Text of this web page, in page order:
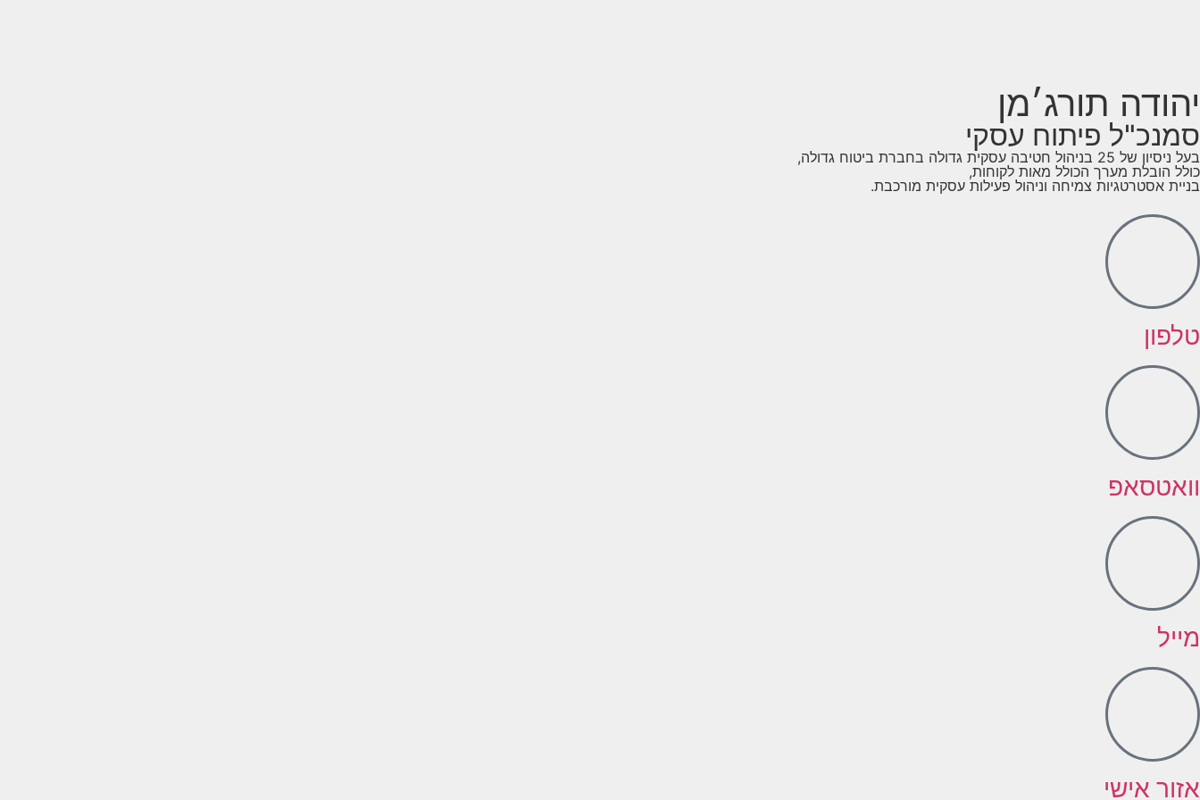
יהודה תורג׳מן
סמנכ"ל פיתוח עסקי
בעל ניסיון של 25 בניהול חטיבה עסקית גדולה בחברת ביטוח גדולה,
כולל הובלת מערך הכולל מאות לקוחות,
בניית אסטרטגיות צמיחה וניהול פעילות עסקית מורכבת.
טלפון
וואטסאפ
מייל
אזור אישי